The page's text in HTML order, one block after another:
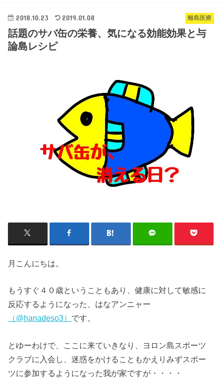
離島医療
2018.10.23 2019.01.08
話題のサバ缶の栄養、気になる効能効果と与
論島レシピ
月こんにちは。
もうすぐ４０歳ということもあり、健康に対して敏感に
反応するようになった、はなアンニャー
（@hanadeso3） です。
とゆーわけで、ここに来ていきなり、ヨロン島スポーツ
クラブに入会し、迷惑をかけることもかえりみずスポー
ツに参加するようになった我が家ですが・・・・